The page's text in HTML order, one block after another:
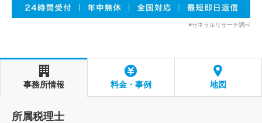
※ゼネラルリサーチ調べ
事務所情報 料金・事例 地図
所属税理士